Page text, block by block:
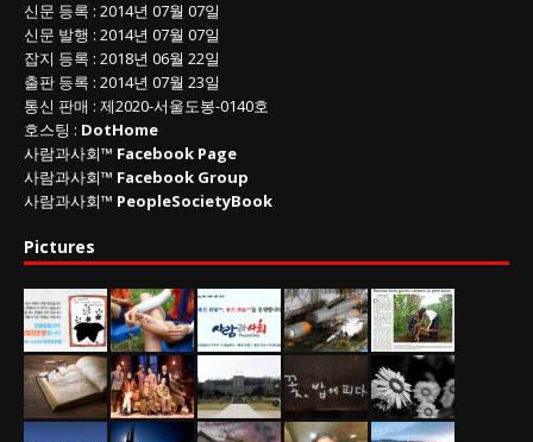
신문 등록 : 2014년 07월 07일
신문 발행 : 2014년 07월 07일
잡지 등록 : 2018년 06월 22일
출판 등록 : 2014년 07월 23일
통신 판매 : 제2020-서울도봉-0140호
호스팅 : DotHome
사람과사회™ Facebook Page
사람과사회™ Facebook Group
사람과사회™ PeopleSocietyBook
Pictures